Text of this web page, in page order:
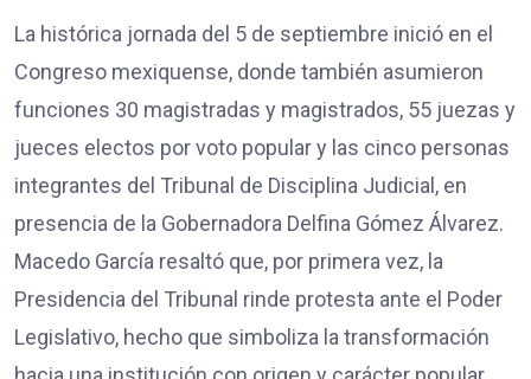
La histórica jornada del 5 de septiembre inició en el
Congreso mexiquense, donde también asumieron
funciones 30 magistradas y magistrados, 55 juezas y
jueces electos por voto popular y las cinco personas
integrantes del Tribunal de Disciplina Judicial, en
presencia de la Gobernadora Delfina Gómez Álvarez.
Macedo García resaltó que, por primera vez, la
Presidencia del Tribunal rinde protesta ante el Poder
Legislativo, hecho que simboliza la transformación